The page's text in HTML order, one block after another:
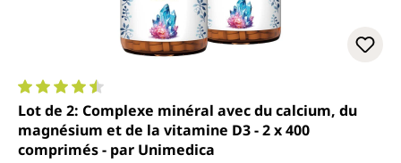
Note moyenne de 4.5 sur 5 étoiles
Lot de 2: Complexe minéral avec du calcium, du
magnésium et de la vitamine D3 - 2 x 400
comprimés - par Unimedica